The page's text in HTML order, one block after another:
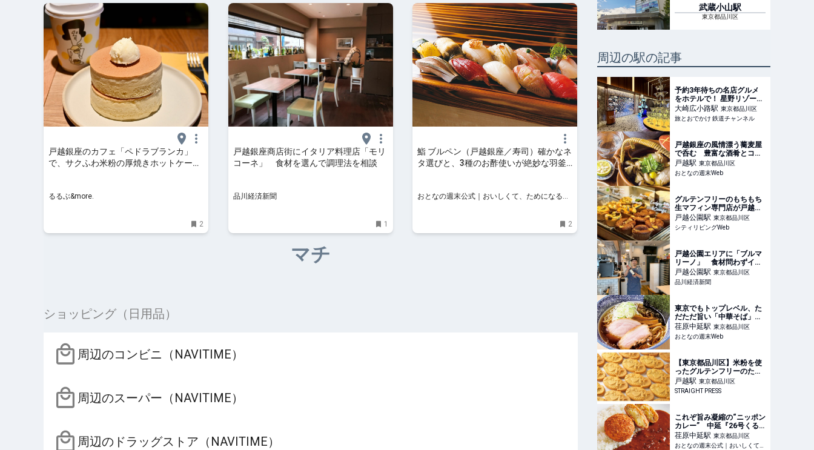
戸越銀座のカフェ「ペドラブランカ」
で、サクふわ米粉の厚焼きホットケーキ
るるぶ&more.
2
戸越銀座商店街にイタリア料理店「モリ
コーネ」 食材を選んで調理法を相談
品川経済新聞
1
鮨 ブルペン（戸越銀座／寿司）確かなネ
タ選びと、3種のお酢使いが絶妙な羽釜
おとなの週末公式｜おいしくて、ためになる食
2
マチ
ショッピング（日用品）
周辺のコンビニ（NAVITIME）
周辺のスーパー（NAVITIME）
周辺のドラッグストア（NAVITIME）
武蔵小山駅
東京都品川区
周辺の駅の記事
予約3年待ちの名店グルメ
をホテルで！ 星野リゾート
「OMO5東京五反田」宿泊
者限定の人気アクティビテ
ィ「ローカルリズムナイ
け 鉄道チャンネル
大崎広小路駅 東京都品川区
旅とおでかけ 鉄道チャンネル
戸越銀座の風情漂う蕎麦屋
で呑む 豊富な酒肴とコシ
の強い蕎麦にうっとりだ
戸越駅 東京都品川区
おとなの週末Web
グルテンフリーのもちもち
生マフィン専門店が戸越に
オープン！｜シティリビン
グWeb
戸越公園駅 東京都品川区
シティリビングWeb
戸越公園エリアに「ブルマ
リーノ」 食材問わずイタ
リアンの調理法で提供
戸越公園駅 東京都品川区
品川経済新聞
東京でもトップレベル、た
だただ旨い「中華そば」
布海苔を練り込んだ麺はス
ープとの絡みが抜群だ！ -
おとなの週末Web
荏原中延駅 東京都品川区
おとなの週末Web
【東京都品川区】米粉を使
ったグルテンフリーのたい
焼き専門店「甲賀米粉たい
焼き 戸越銀座店」が開店
戸越駅 東京都品川区
STRAIGHT PRESS
これぞ旨み凝縮の“ニッポン
カレー” 中延『26号くる
りんカレー』で味わう丸一
日かけた絶品 - おとなの週
荏原中延駅 東京都品川区
おとなの週末公式｜おいしくて、ためになる食のニュースサイト